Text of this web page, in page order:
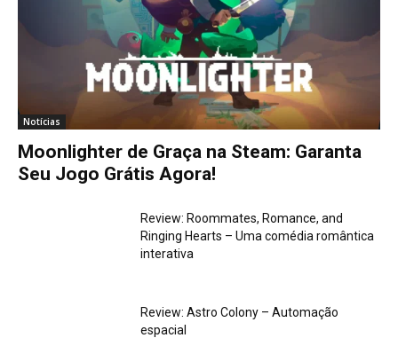
Notícias
Moonlighter de Graça na Steam: Garanta
Seu Jogo Grátis Agora!
Review: Roommates, Romance, and
Ringing Hearts – Uma comédia romântica
interativa
Review: Astro Colony – Automação
espacial